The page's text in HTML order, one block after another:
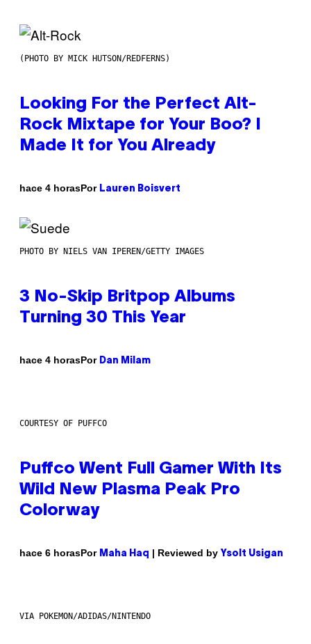
(PHOTO BY MICK HUTSON/REDFERNS)
Looking For the Perfect Alt-
Rock Mixtape for Your Boo? I
Made It for You Already
hace 4 horasPor Lauren Boisvert
PHOTO BY NIELS VAN IPEREN/GETTY IMAGES
3 No-Skip Britpop Albums
Turning 30 This Year
hace 4 horasPor Dan Milam
COURTESY OF PUFFCO
Puffco Went Full Gamer With Its
Wild New Plasma Peak Pro
Colorway
hace 6 horasPor Maha Haq | Reviewed by Ysolt Usigan
VIA POKEMON/ADIDAS/NINTENDO